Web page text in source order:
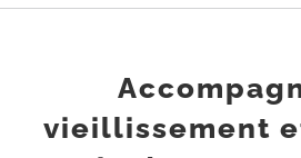
vieillissement